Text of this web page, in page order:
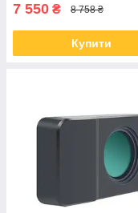
7 550 ₴ 8 758 ₴
Купити